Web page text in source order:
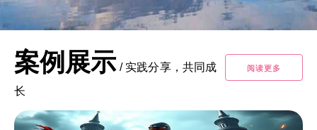
案例展示 / 实践分享，共同成
长
阅读更多